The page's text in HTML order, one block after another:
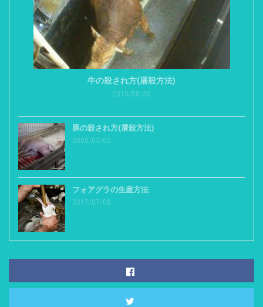
牛の殺され方(屠殺方法)
2018/08/30
豚の殺され方(屠殺方法)
2005/03/02
フォアグラの生産方法
2017/07/08